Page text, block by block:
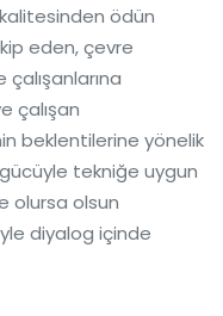
ödün
eden, çevre
çalışanlarına
çalışan
beklentilerine yönelik
tekniğe uygun
olursa olsun
diyalog içinde